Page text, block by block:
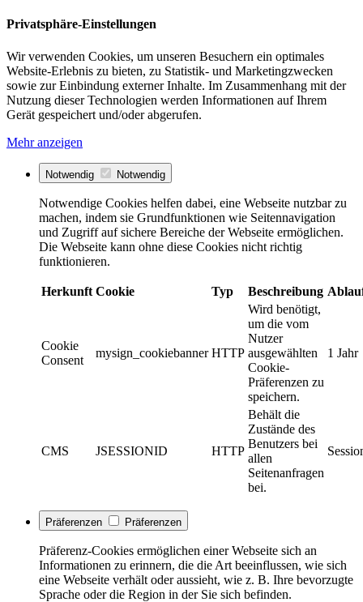
Privatsphäre-Einstellungen
Wir verwenden Cookies, um unseren Besuchern ein optimales
Website-Erlebnis zu bieten, zu Statistik- und Marketingzwecken
sowie zur Einbindung externer Inhalte. Im Zusammenhang mit der
Nutzung dieser Technologien werden Informationen auf Ihrem
Gerät gespeichert und/oder abgerufen.
Mehr anzeigen
Notwendig Notwendig
Notwendige Cookies helfen dabei, eine Webseite nutzbar zu
machen, indem sie Grundfunktionen wie Seitennavigation
und Zugriff auf sichere Bereiche der Webseite ermöglichen.
Die Webseite kann ohne diese Cookies nicht richtig
funktionieren.
Herkunft Cookie Typ Beschreibung
Cookie
Consent
mysign_cookiebanner HTTP
Wird benötigt,
um die vom
Nutzer
ausgewählten
Cookie-
Präferenzen zu
speichern.
1 Jahr
CMS JSESSIONID HTTP
Behält die
Zustände des
Benutzers bei
allen
Seitenanfragen
bei.
Präferenzen Präferenzen
Präferenz-Cookies ermöglichen einer Webseite sich an
Informationen zu erinnern, die die Art beeinflussen, wie sich
eine Webseite verhält oder aussieht, wie z. B. Ihre bevorzugte
Sprache oder die Region in der Sie sich befinden.